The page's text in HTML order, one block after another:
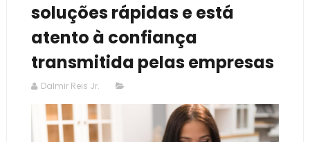
soluções rápidas e está
atento à confiança
transmitida pelas empresas
Dalmir Reis Jr.